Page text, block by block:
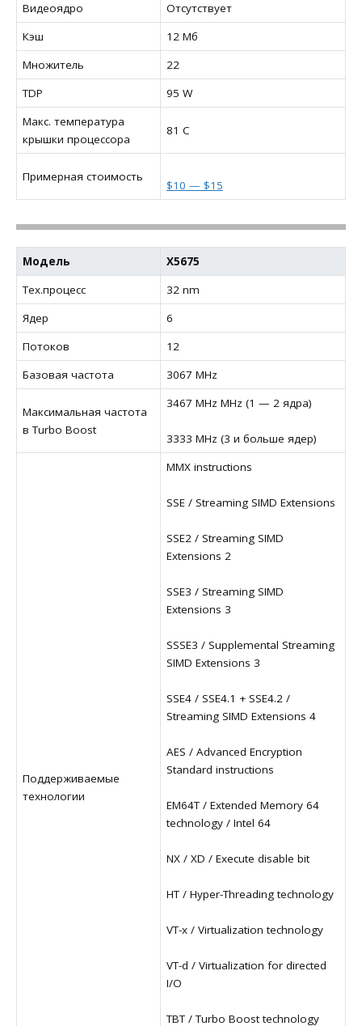
Видеоядро
Отсутствует
Кэш
12 Мб
Множитель
22
TDP
95 W
Макс. температура
крышки процессора
81 C
Примерная стоимость
$10 — $15
Модель
X5675
Тех.процесс
32 nm
Ядер
6
Потоков
12
Базовая частота
3067 MHz
Максимальная частота
в Turbo Boost
3467 MHz MHz (1 — 2 ядра)
3333 MHz (3 и больше ядер)
Поддерживаемые
технологии
MMX instructions
SSE / Streaming SIMD Extensions
SSE2 / Streaming SIMD
Extensions 2
SSE3 / Streaming SIMD
Extensions 3
SSSE3 / Supplemental Streaming
SIMD Extensions 3
SSE4 / SSE4.1 + SSE4.2 /
Streaming SIMD Extensions 4
AES / Advanced Encryption
Standard instructions
EM64T / Extended Memory 64
technology / Intel 64
NX / XD / Execute disable bit
HT / Hyper-Threading technology
VT-x / Virtualization technology
VT-d / Virtualization for directed
I/O
TBT / Turbo Boost technology